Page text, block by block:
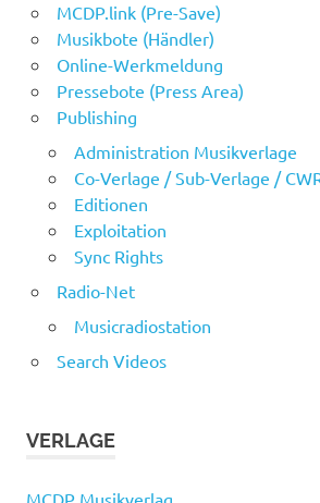
MCDP.link (Pre-Save)
Musikbote (Händler)
Online-Werkmeldung
Pressebote (Press Area)
Publishing
Administration Musikverlage
Co-Verlage / Sub-Verlage /
Editionen
Exploitation
Sync Rights
Radio-Net
Musicradiostation
Search Videos
VERLAGE
MCDP Musikverlag